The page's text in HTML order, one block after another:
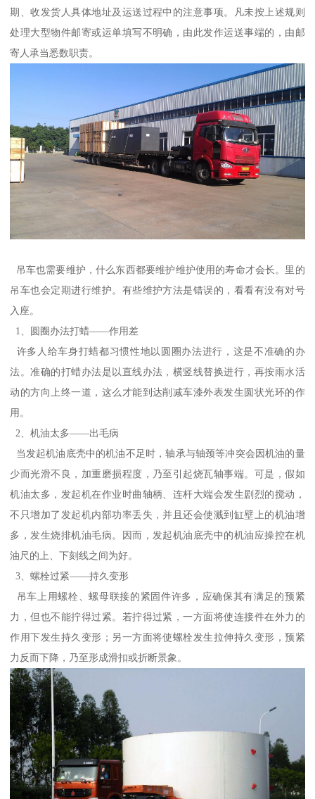
期、收发货人具体地址及运送过程中的注意事项。凡未按上述规则
处理大型物件邮寄或运单填写不明确，由此发作运送事端的，由邮
寄人承当悉数职责。
吊车也需要维护，什么东西都要维护维护使用的寿命才会长。里的
吊车也会定期进行维护。有些维护方法是错误的，看看有没有对号
入座。
1、圆圈办法打蜡——作用差
许多人给车身打蜡都习惯性地以圆圈办法进行，这是不准确的办
法。准确的打蜡办法是以直线办法，横竖线替换进行，再按雨水活
动的方向上终一道，这么才能到达削减车漆外表发生圆状光环的作
用。
2、机油太多——出毛病
当发起机油底壳中的机油不足时，轴承与轴颈等冲突会因机油的量
少而光滑不良，加重磨损程度，乃至引起烧瓦轴事端。可是，假如
机油太多，发起机在作业时曲轴柄、连杆大端会发生剧烈的搅动，
不只增加了发起机内部功率丢失，并且还会使溅到缸壁上的机油增
多，发生烧排机油毛病。因而，发起机油底壳中的机油应操控在机
油尺的上、下刻线之间为好。
3、螺栓过紧——持久变形
吊车上用螺栓、螺母联接的紧固件许多，应确保其有满足的预紧
力，但也不能拧得过紧。若拧得过紧，一方面将使连接件在外力的
作用下发生持久变形；另一方面将使螺栓发生拉伸持久变形，预紧
力反而下降，乃至形成滑扣或折断景象。